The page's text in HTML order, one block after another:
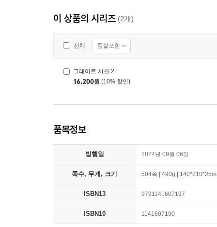
이 상품의 시리즈 (2개)
전체 품절포함
그레이트 서클 2
16,200원 (10% 할인)
품목정보
발행일 2024년 09월 06일
쪽수, 무게, 크기 504쪽 | 490g |
ISBN13 9791141607197
ISBN10 1141607190